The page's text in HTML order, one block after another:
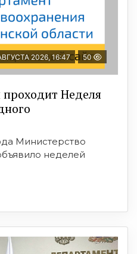
2026, 16:47 50
Неделя
Министерство
неделей